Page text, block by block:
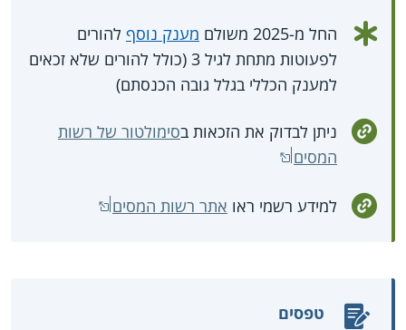
החל מ-2025 משולם מענק נוסף להורים
לפעוטות מתחת לגיל 3 (כולל להורים שלא זכאים
למענק הכללי בגלל גובה הכנסתם)
ניתן לבדוק את הזכאות בסימולטור של רשות
המסים
למידע רשמי ראו אתר רשות המסים
טפסים